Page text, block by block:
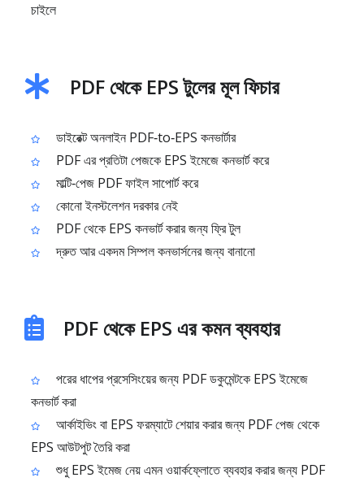
চাইলে
PDF থেকে EPS টুলের মূল ফিচার
ডাইরেক্ট অনলাইন PDF‑to‑EPS কনভার্টার
PDF এর প্রতিটা পেজকে EPS ইমেজে কনভার্ট করে
মাল্টি‑পেজ PDF ফাইল সাপোর্ট করে
কোনো ইনস্টলেশন দরকার নেই
PDF থেকে EPS কনভার্ট করার জন্য ফ্রি টুল
দ্রুত আর একদম সিম্পল কনভার্সনের জন্য বানানো
PDF থেকে EPS এর কমন ব্যবহার
পরের ধাপের প্রসেসিংয়ের জন্য PDF ডকুমেন্টকে EPS ইমেজে
কনভার্ট করা
আর্কাইভিং বা EPS ফরম্যাটে শেয়ার করার জন্য PDF পেজ থেকে
EPS আউটপুট তৈরি করা
শুধু EPS ইমেজ নেয় এমন ওয়ার্কফ্লোতে ব্যবহার করার জন্য PDF